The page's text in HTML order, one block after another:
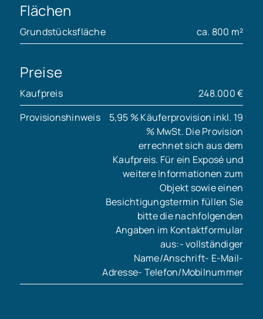
Flächen
Grundstücksfläche ca. 800 m²
Preise
Kaufpreis
248.000 €
Provisionshinweis
5,95 % Käuferprovision inkl. 19
% MwSt. Die Provision
errechnet sich aus dem
Kaufpreis. Für ein Exposé und
weitere Informationen zum
Objekt sowie einen
Besichtigungstermin füllen Sie
bitte die nachfolgenden
Angaben im Kontaktformular
aus:- vollständiger
Name/Anschrift- E-Mail-
Adresse- Telefon/Mobilnummer